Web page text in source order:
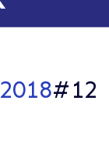
2018#12